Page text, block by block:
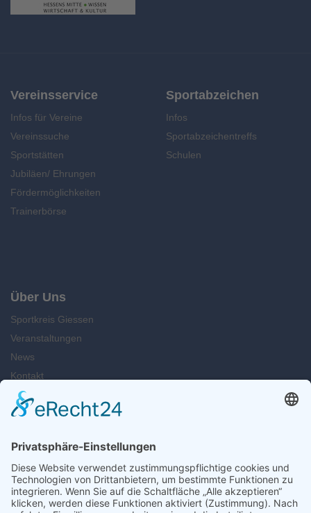
Vereinsservice
Infos für Vereine
Vereinssuche
Sportstätten
Jubiläen/ Ehrungen
Fördermöglichkeiten
Trainerbörse
Sportabzeichen
Infos
Sportabzeichentreffs
Schulen
Über Uns
Sportkreis Giessen
Veranstaltungen
News
Kontakt
Suche
Montag u. Dienstag: 09.00 - 13.00 Uhr
Mittwoch: 14.00 - 16.30 Uhr
Freitag: 12.00 - 15.00 Uhr